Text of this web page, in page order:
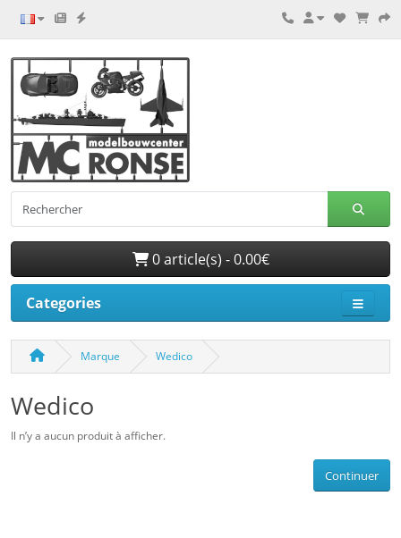
0 article(s) - 0.00€
Categories
Marque Wedico
Wedico
Il n’y a aucun produit à afficher.
Continuer